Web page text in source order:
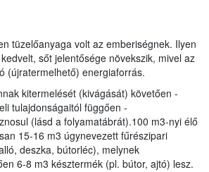
tüzelőanyaga volt az emberiségnek. Ilyen
sőt jelentősége növekszik, mivel az
(újratermelhető) energiaforrás.
kitermelését (kivágását) követően -
tulajdonságaitól függően -
(lásd a folyamatábrát).100 m3-nyi élő
15-16 m3 úgynevezett fűrészipari
deszka, bútorléc), melynek
6-8 m3 késztermék (pl. bútor, ajtó) lesz.